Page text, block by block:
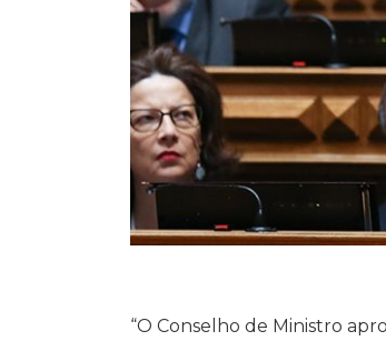
“O Conselho de Ministro